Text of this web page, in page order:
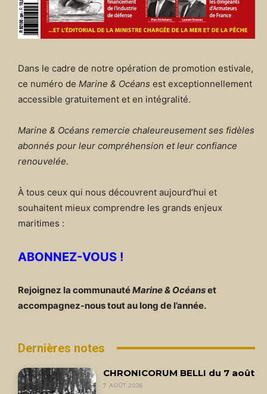
Dans le cadre de notre opération de promotion estivale,
ce numéro de Marine & Océans est exceptionnellement
accessible gratuitement et en intégralité.
Marine & Océans remercie chaleureusement ses fidèles
abonnés pour leur compréhension et leur confiance
renouvelée.
À tous ceux qui nous découvrent aujourd’hui et
souhaitent mieux comprendre les grands enjeux
maritimes :
ABONNEZ-VOUS !
Rejoignez la communautéMarine & Océanset
accompagnez-nous tout au long de l’année.
Dernières notes
CHRONICORUM BELLI du 7 août
7 AOÛT 2026